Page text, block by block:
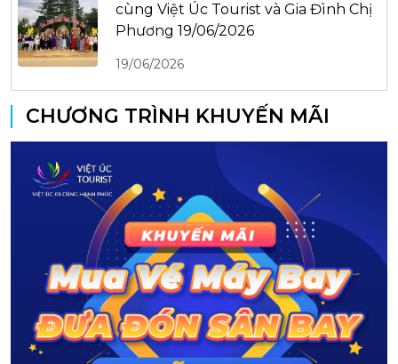
cùng Việt Úc Tourist và Gia Đình Chị
Phương 19/06/2026
19/06/2026
CHƯƠNG TRÌNH KHUYẾN MÃI